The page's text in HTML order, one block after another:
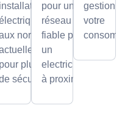
installations
normes
pour plus
sécurité.
pour un
réseau
fiable par
un
electricien
à proximité
gestion
votre